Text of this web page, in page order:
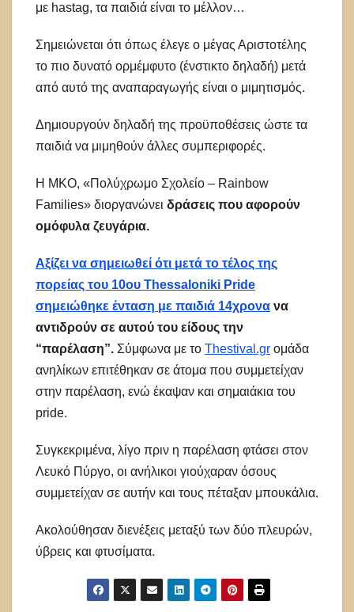
με hastag, τα παιδιά είναι το μέλλον…
Σημειώνεται ότι όπως έλεγε ο μέγας Αριστοτέλης
το πιο δυνατό ορμέμφυτο (ένστικτο δηλαδή) μετά
από αυτό της αναπαραγωγής είναι ο μιμητισμός.
Δημιουργούν δηλαδή της προϋποθέσεις ώστε τα
παιδιά να μιμηθούν άλλες συμπεριφορές.
Η ΜΚΟ, «Πολύχρωμο Σχολείο – Rainbow
Families» διοργανώνει δράσεις που αφορούν
ομόφυλα ζευγάρια.
Αξίζει να σημειωθεί ότι μετά το τέλος της
πορείας του 10ου Thessaloniki Pride
σημειώθηκε ένταση με παιδιά 14χρονα να
αντιδρούν σε αυτού του είδους την
“παρέλαση”. Σύμφωνα με το Thestival.gr ομάδα
ανηλίκων επιτέθηκαν σε άτομα που συμμετείχαν
στην παρέλαση, ενώ έκαψαν και σημαιάκια του
pride.
Συγκεκριμένα, λίγο πριν η παρέλαση φτάσει στον
Λευκό Πύργο, οι ανήλικοι γιούχαραν όσους
συμμετείχαν σε αυτήν και τους πέταξαν μπουκάλια.
Ακολούθησαν διενέξεις μεταξύ των δύο πλευρών,
ύβρεις και φτυσίματα.